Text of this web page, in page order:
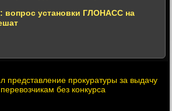
вопрос установки ГЛОНАСС на
представление прокуратуры за выдачу
без конкурса